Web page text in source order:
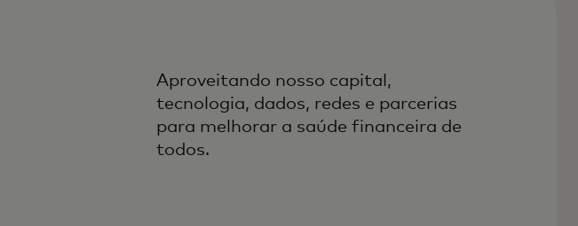
Aproveitando nosso capital,
tecnologia, dados, redes e parcerias
para melhorar a saúde financeira de
todos.